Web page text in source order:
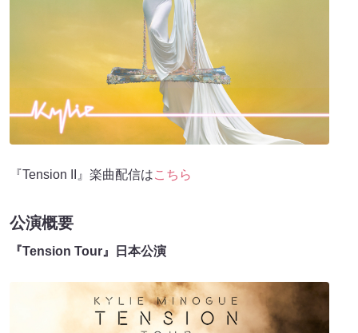
『Tension II』楽曲配信はこちら
公演概要
『Tension Tour』日本公演